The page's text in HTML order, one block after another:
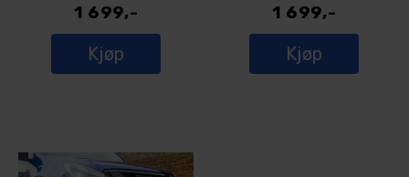
1 699,-
Kjøp
1 699,-
Kjøp